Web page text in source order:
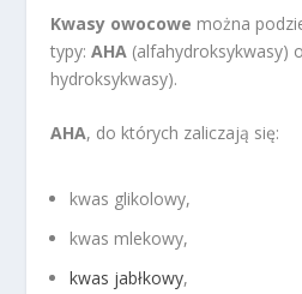
Kwasy owocowe można
typy:AHA (alfahydroksykwasy)
hydroksykwasy).
AHA, do których zaliczają się:
kwas glikolowy,
kwas mlekowy,
kwas jabłkowy,